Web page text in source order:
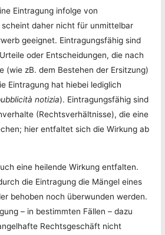
Eintragung infolge von
daher nicht für unmittelbar
geeignet. Eintragungsfähig sind
oder Entscheidungen, die nach
(wie zB. dem Bestehen der Ersitzung)
Eintragung hat hiebei lediglich
notizia). Eintragungsfähig sind
(Rechtsverhältnisse), die eine
hier entfaltet sich die Wirkung ab
eine heilende Wirkung entfalten.
die Eintragung die Mängel eines
behoben noch überwunden werden.
– in bestimmten Fällen – dazu
Rechtsgeschäft nicht